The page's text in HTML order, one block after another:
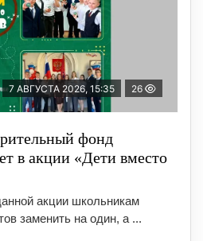
7 АВГУСТА 2026, 15:35 26
фонд
в акции «Дети вместо
акции школьникам
заменить на один, а ...